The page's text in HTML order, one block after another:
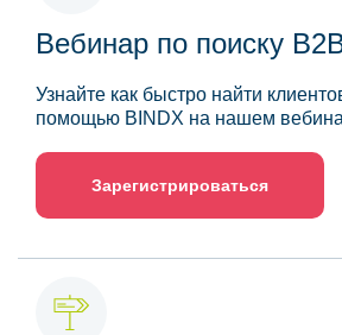
Вебинар по поиску
Узнайте как быстро найти
помощью BINDX на нашем
Зарегистрироваться